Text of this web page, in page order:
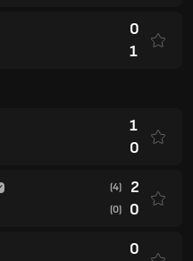
0
1
1
0
(4) 2
(0) 0
0